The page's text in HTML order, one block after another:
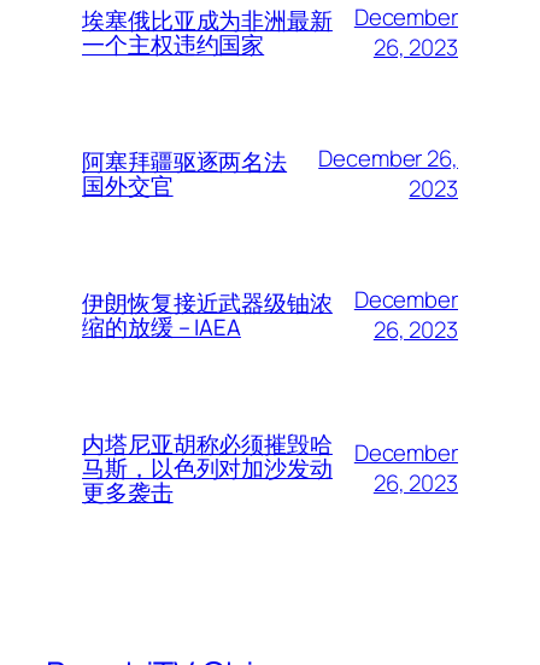
埃塞俄比亚成为非洲最新
一个主权违约国家
December
26, 2023
阿塞拜疆驱逐两名法
国外交官
December 26,
2023
伊朗恢复接近武器级铀浓
缩的放缓 – IAEA
December
26, 2023
内塔尼亚胡称必须摧毁哈
马斯，以色列对加沙发动
更多袭击
December
26, 2023